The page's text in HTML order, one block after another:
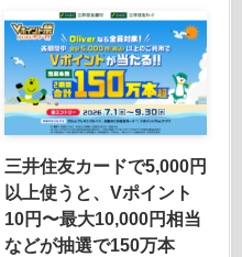
三井住友カードで5,000円
以上使うと、Vポイント
10円〜最大10,000円相当
などが抽選で150万本